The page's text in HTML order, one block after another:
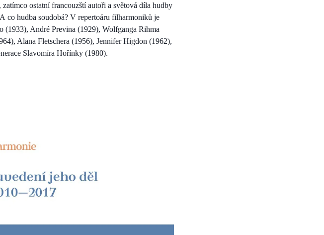
ostatní francouzští autoři a světová díla hudby
co hudba soudobá? V repertoáru filharmoniků je
(1933), André Previna (1929), Wolfganga Rihma
Alana Fletschera (1956), Jennifer Higdon (1962),
Slavomíra Hořínky (1980).